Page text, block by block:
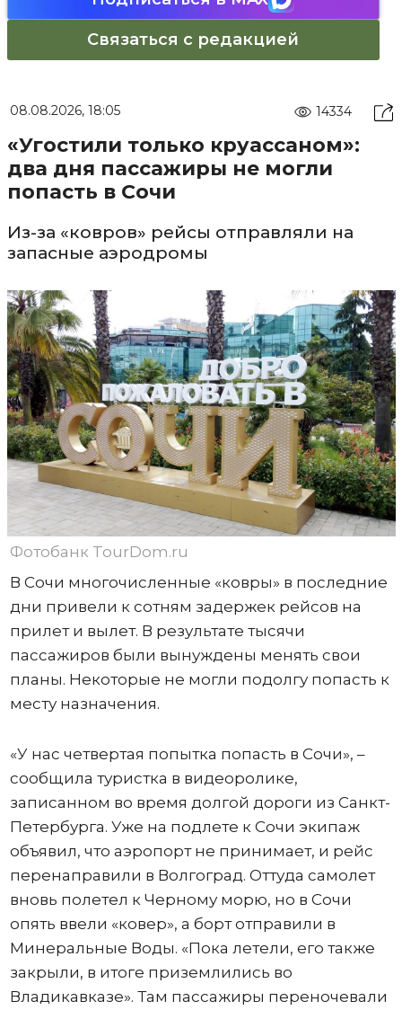
Связаться с редакцией
08.08.2026, 18:05 14334
«Угостили только круассаном»:
два дня пассажиры не могли
попасть в Сочи
Из-за «ковров» рейсы отправляли на
запасные аэродромы
Фотобанк TourDom.ru
В Сочи многочисленные «ковры» в последние
дни привели к сотням задержек рейсов на
прилет и вылет. В результате тысячи
пассажиров были вынуждены менять свои
планы. Некоторые не могли подолгу попасть к
месту назначения.
«У нас четвертая попытка попасть в Сочи», –
сообщила туристка в видеоролике,
записанном во время долгой дороги из Санкт-
Петербурга. Уже на подлете к Сочи экипаж
объявил, что аэропорт не принимает, и рейс
перенаправили в Волгоград. Оттуда самолет
вновь полетел к Черному морю, но в Сочи
опять ввели «ковер», а борт отправили в
Минеральные Воды. «Пока летели, его также
закрыли, в итоге приземлились во
Владикавказе». Там пассажиры переночевали